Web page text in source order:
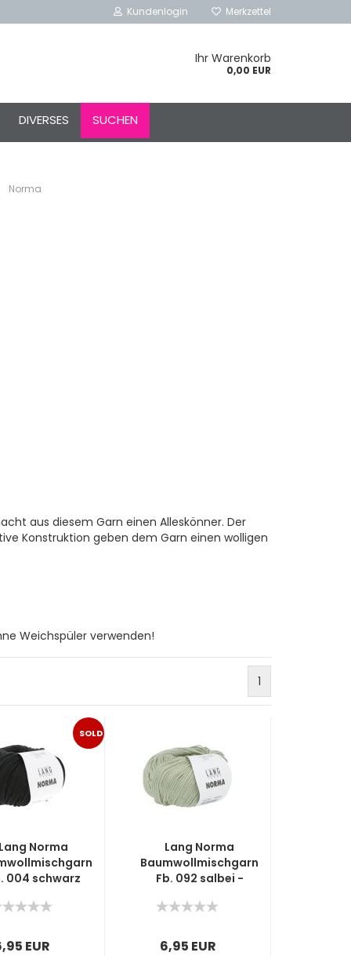
Kundenlogin Merkzettel
Ihr Warenkorb
0,00 EUR
DIVERSES SUCHEN
Norma
aus diesem Garn einen Alleskönner. Der
Konstruktion geben dem Garn einen wolligen
Weichspüler verwenden!
1
SOLD
Lang Norma
004 schwarz
EUR
Lang Norma
Baumwollmischgarn
Fb. 092 salbei -
6,95 EUR